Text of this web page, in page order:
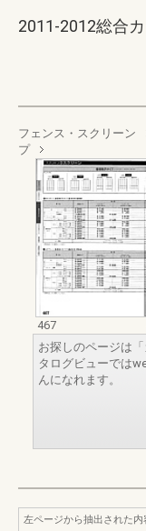
2011-2012総合
フェンス・スクリーン
プ
467
お探しのページは
タログビューでは
んになれます。
左ページから抽出された内